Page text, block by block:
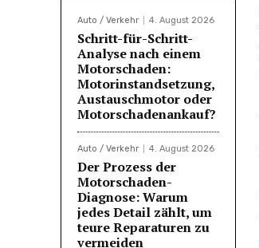
Auto / Verkehr 4. August 2026
Schritt-für-Schritt-
Analyse nach einem
Motorschaden:
Motorinstandsetzung,
Austauschmotor oder
Motorschadenankauf?
Auto / Verkehr 4. August 2026
Der Prozess der
Motorschaden-
Diagnose: Warum
jedes Detail zählt, um
teure Reparaturen zu
vermeiden